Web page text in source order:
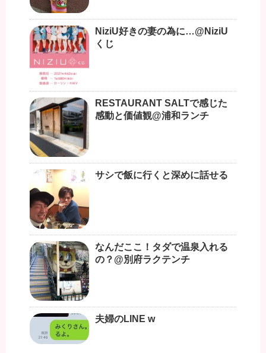
NiziU好きの妻の為に…@NiziU
くじ
RESTAURANT SALTで感じた
感動と価値観@浦和ランチ
サシで飯に行くと深めに話せる
なんだここ！タダで温泉入れる
の？@別府ラクテンチ
夫婦のLINE w